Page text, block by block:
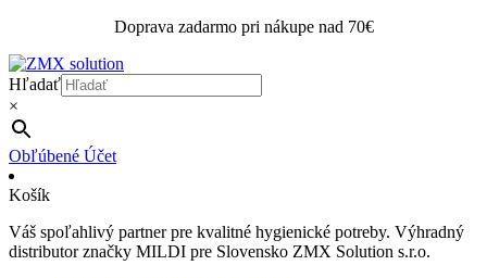
Doprava zadarmo pri nákupe nad 70€
Hľadať
×
Obľúbené Účet
Košík
Váš spoľahlivý partner pre kvalitné hygienické potreby. Výhradný
distributor značky MILDI pre Slovensko ZMX Solution s.r.o.